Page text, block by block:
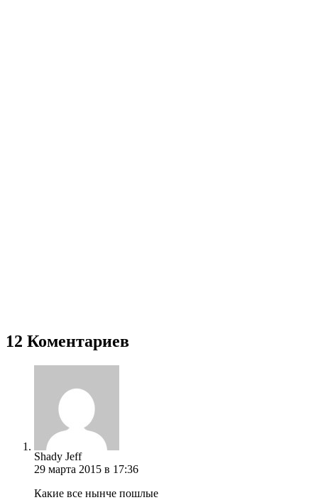
12 Коментариев
Shady Jeff
29 марта 2015 в 17:36
Какие все нынче пошлые